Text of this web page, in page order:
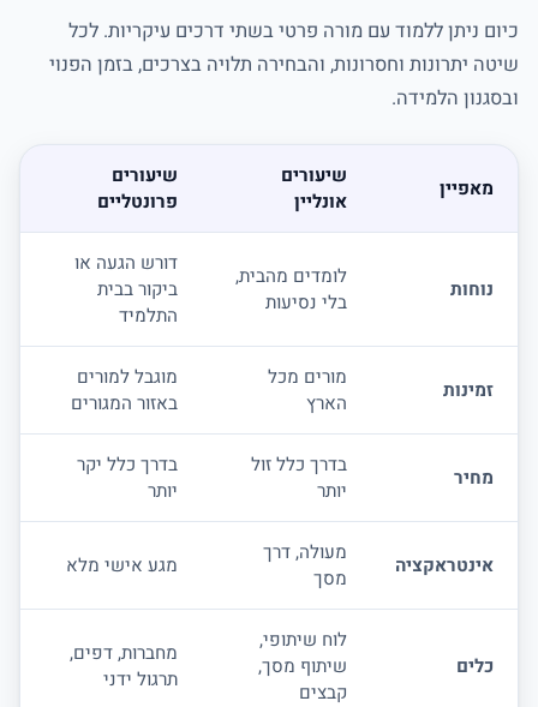
כיום ניתן ללמוד עם מורה פרטי בשתי דרכים עיקריות. לכל
שיטה יתרונות וחסרונות, והבחירה תלויה בצרכים, בזמן הפנוי
ובסגנון הלמידה.
מאפיין
שיעורים
אונליין
שיעורים
פרונטליים
נוחות
לומדים מהבית,
בלי נסיעות
דורש הגעה או
ביקור בבית
התלמיד
זמינות
מורים מכל
הארץ
מוגבל למורים
באזור המגורים
מחיר
בדרך כלל זול
יותר
בדרך כלל יקר
יותר
אינטראקציה
מעולה, דרך
מסך
מגע אישי מלא
כלים
לוח שיתופי,
שיתוף מסך,
קבצים
מחברות, דפים,
תרגול ידני